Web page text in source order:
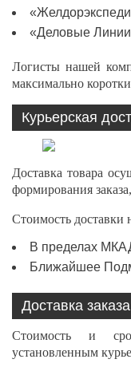
«Деловые
Логисты нашей
максимально
Курьерская
Доставка товара
формирования
Стоимость доставки
В пределах
Ближайшее
Доставка
Стоимость и
установленным